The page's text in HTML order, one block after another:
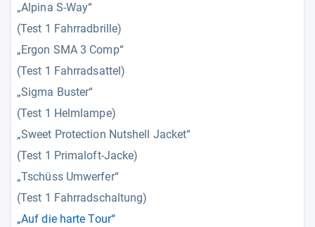
„Alpina S-Way“
(Test 1 Fahrradbrille)
„Ergon SMA 3 Comp“
(Test 1 Fahrradsattel)
„Sigma Buster“
(Test 1 Helmlampe)
„Sweet Protection Nutshell Jacket“
(Test 1 Primaloft-Jacke)
„Tschüss Umwerfer“
(Test 1 Fahrradschaltung)
„Auf die harte Tour“